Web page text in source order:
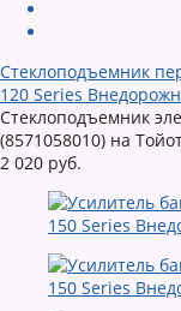
Стеклоподъемник
120 Series
Стеклоподъемник
(8571058010) на
2 020 руб.